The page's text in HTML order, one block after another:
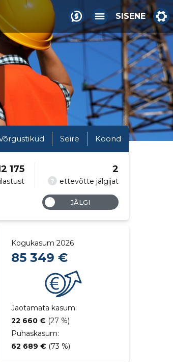
SISENE
Seire Koond
175
? ettevõtte jälgijat
2
JÄLGI
Kogukasum 2026
85 349 €
Jaotamata kasum:
22 660 € (27 %)
Puhaskasum:
62 689 € (73 %)